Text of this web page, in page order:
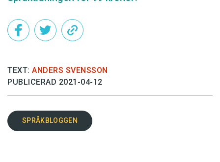
TEXT: ANDERS SVENSSON
PUBLICERAD 2021-04-12
SPRÅKBLOGGEN